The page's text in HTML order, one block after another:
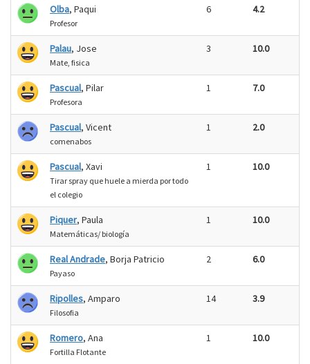
Olba, Paqui
Profesor
6 4.2
Palau, Jose
Mate, fisica
3 10.0
Pascual, Pilar
Profesora
1 7.0
Pascual, Vicent
comenabos
1 2.0
Pascual, Xavi
Tirar spray que huele a mierda por todo
el colegio
1 10.0
Piquer, Paula
Matemáticas/ biología
1 10.0
Real Andrade, Borja Patricio
Payaso
2 6.0
Ripolles, Amparo
Filosofia
14 3.9
Romero, Ana
Fortilla Flotante
1 10.0